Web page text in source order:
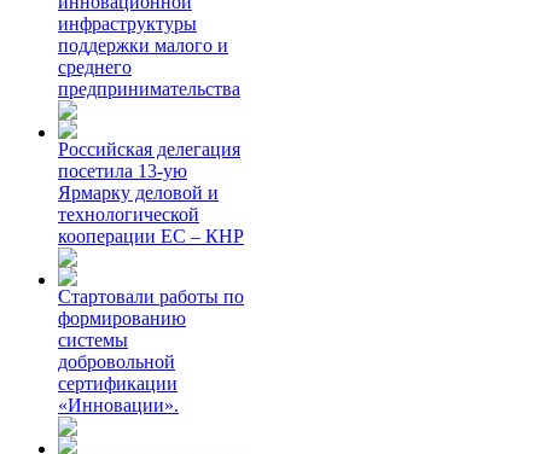
инфраструктуры
поддержки малого и
среднего
предпринимательства
Российская делегация
посетила 13-ую
Ярмарку деловой и
технологической
кооперации ЕС – КНР
Стартовали работы по
формированию
системы
добровольной
сертификации
«Инновации».